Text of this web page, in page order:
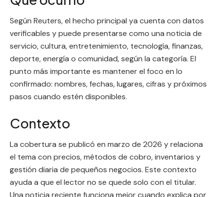
Según Reuters, el hecho principal ya cuenta con datos
verificables y puede presentarse como una noticia de
servicio, cultura, entretenimiento, tecnología, finanzas,
deporte, energía o comunidad, según la categoría. El
punto más importante es mantener el foco en lo
confirmado: nombres, fechas, lugares, cifras y próximos
pasos cuando estén disponibles.
Contexto
La cobertura se publicó en marzo de 2026 y relaciona
el tema con precios, métodos de cobro, inventarios y
gestión diaria de pequeños negocios. Este contexto
ayuda a que el lector no se quede solo con el titular.